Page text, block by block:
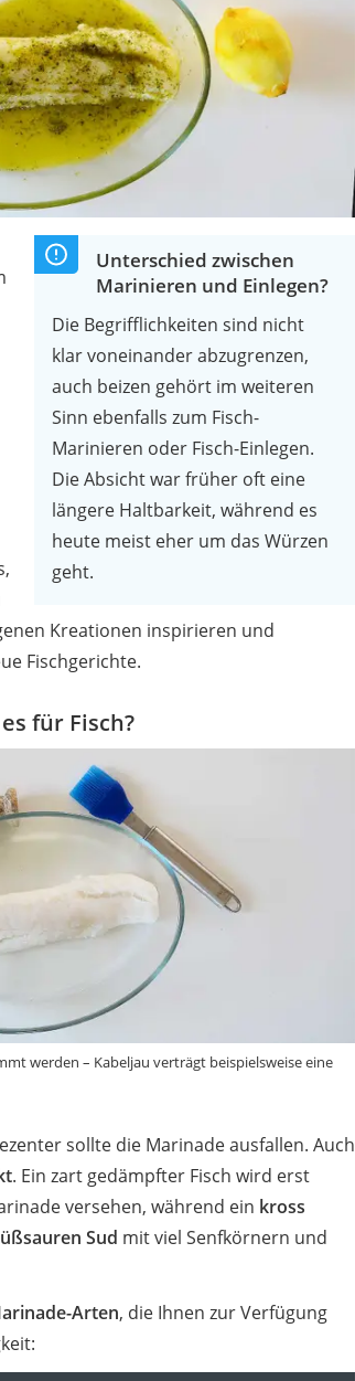
Unterschied zwischen
Marinieren und Einlegen?
Die Begrifflichkeiten sind nicht
klar voneinander abzugrenzen,
auch beizen gehört im weiteren
Sinn ebenfalls zum Fisch-
Marinieren oder Fisch-Einlegen.
Die Absicht war früher oft eine
längere Haltbarkeit, während es
heute meist eher um das Würzen
geht.
Kreationen inspirieren und
Fischgerichte.
für Fisch?
werden – Kabeljau verträgt beispielsweise eine
sollte die Marinade ausfallen. Auch
. Ein zart gedämpfter Fisch wird erst
versehen, während ein kross
Sud mit viel Senfkörnern und
Arten, die Ihnen zur Verfügung